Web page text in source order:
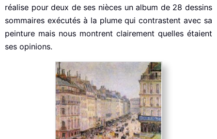
réalise pour deux de ses nièces un album de 28 dessins
sommaires exécutés à la plume qui contrastent avec sa
peinture mais nous montrent clairement quelles étaient
ses opinions.